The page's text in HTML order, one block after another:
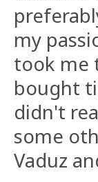
my
took me
bought
didn't
some
Vaduz